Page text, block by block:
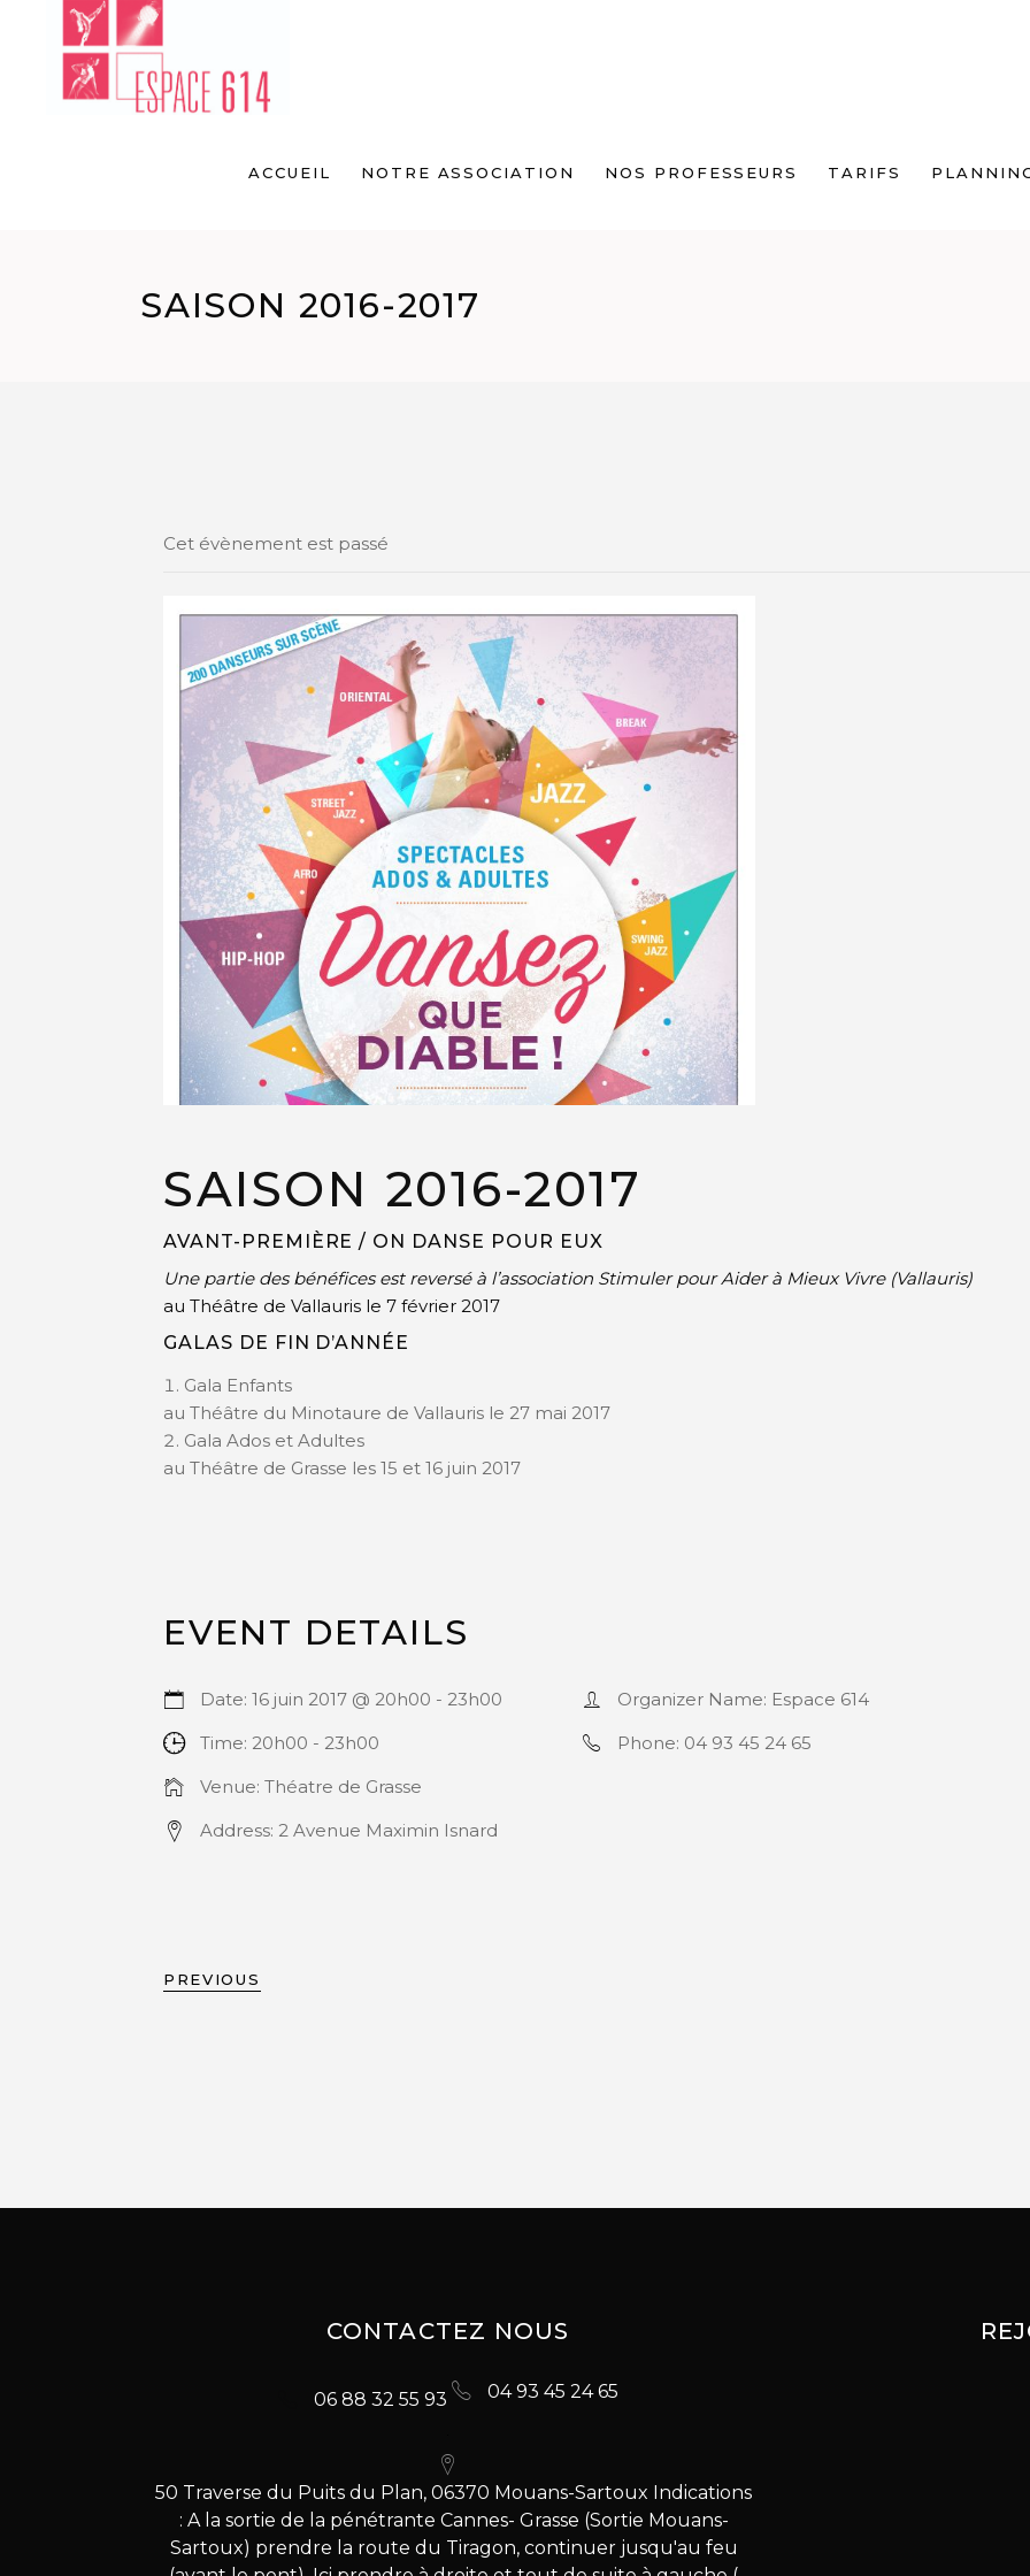
ACCUEIL NOTRE ASSOCIATION NOS PROFESSEURS TARIFS
SAISON 2016-2017
Cet évènement est passé
SAISON 2016-2017
AVANT-PREMIÈRE / ON DANSE POUR EUX
Une partie des bénéfices est reversé à l’association Stimuler pour Aider à Mieux Vivre (Vallauris)
au Théâtre de Vallauris le 7 février 2017
GALAS DE FIN D’ANNÉE
Gala Enfants
au Théâtre du Minotaure de Vallauris le 27 mai 2017
Gala Ados et Adultes
au Théâtre de Grasse les 15 et 16 juin 2017
EVENT DETAILS
Date: 16 juin 2017 @ 20h00 - 23h00
Time: 20h00 - 23h00
Venue: Théatre de Grasse
Address: 2 Avenue Maximin Isnard
Organizer Name: Espace 614
Phone: 04 93 45 24 65
PREVIOUS
CONTACTEZ NOUS
06 88 32 55 93 04 93 45 24 65
50 Traverse du Puits du Plan, 06370 Mouans-Sartoux Indications
: A la sortie de la pénétrante Cannes- Grasse (Sortie Mouans-
Sartoux) prendre la route du Tiragon, continuer jusqu'au feu